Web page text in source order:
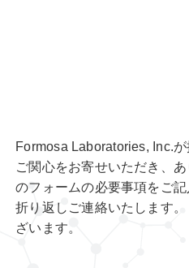
Formosa Laboratories, Inc.
ご関心をお寄せいただき、
のフォームの必要事項をご記
折り返しご連絡いたします
ざいます。